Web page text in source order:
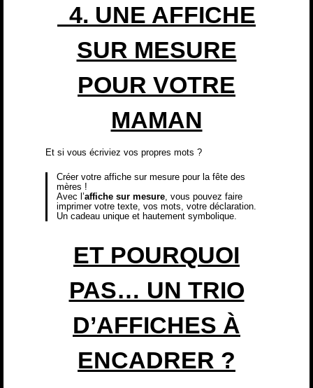
4. UNE AFFICHE
SUR MESURE
POUR VOTRE
MAMAN
Et si vous écriviez vos propres mots ?
Créer votreaffiche sur mesure pour la fête des
mères !
Avec l’affiche sur mesure, vous pouvez faire
imprimer votre texte, vos mots, votre déclaration.
Un cadeau unique et hautement symbolique.
ET POURQUOI
PAS… UN TRIO
D’AFFICHES À
ENCADRER ?